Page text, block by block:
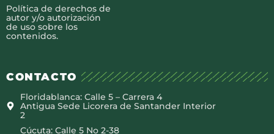
Política de derechos de
autor y/o autorización
de uso sobre los
contenidos.
CONTACTO
Floridablanca: Calle 5 – Carrera 4
Antigua Sede Licorera de Santander Interior
2
Cúcuta: Calle 5 No 2-38